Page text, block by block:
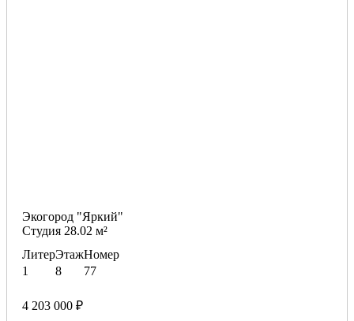
Экогород "Яркий"
Студия 28.02 м²
Литер
1
Этаж
8
Номер
77
4 203 000 ₽